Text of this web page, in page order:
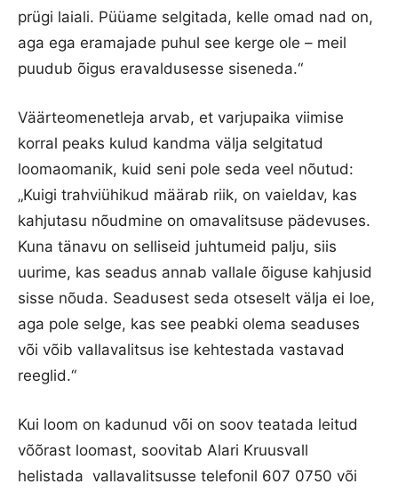
prügi laiali. Püüame selgitada, kelle omad nad on,
aga ega eramajade puhul see kerge ole – meil
puudub õigus eravaldusesse siseneda.“
Väärteomenetleja arvab, et varjupaika viimise
korral peaks kulud kandma välja selgitatud
loomaomanik, kuid seni pole seda veel nõutud:
„Kuigi trahviühikud määrab riik, on vaieldav, kas
kahjutasu nõudmine on omavalitsuse pädevuses.
Kuna tänavu on selliseid juhtumeid palju, siis
uurime, kas seadus annab vallale õiguse kahjusid
sisse nõuda. Seadusest seda otseselt välja ei loe,
aga pole selge, kas see peabki olema seaduses
või võib vallavalitsus ise kehtestada vastavad
reeglid.“
Kui loom on kadunud või on soov teatada leitud
võõrast loomast, soovitab Alari Kruusvall
helistada vallavalitsusse telefonil 607 0750 või